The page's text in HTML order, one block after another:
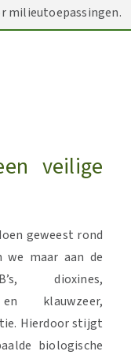
milieutoepassingen.
veilige
geweest rond
we maar aan de
dioxines,
klauwzeer,
Hierdoor stijgt
biologische